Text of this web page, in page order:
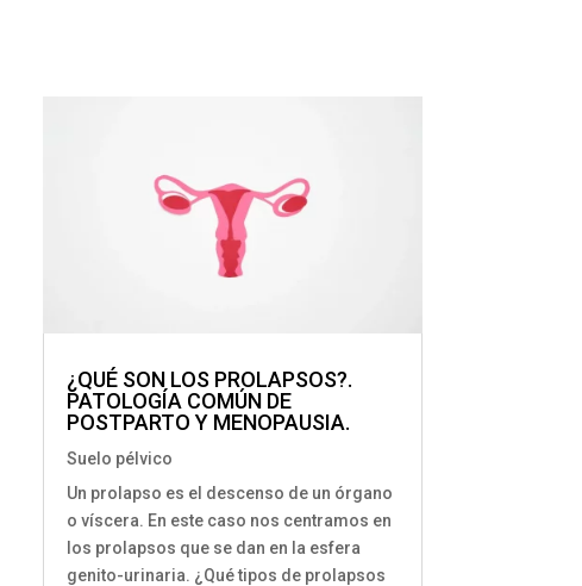
¿QUÉ SON LOS PROLAPSOS?.
PATOLOGÍA COMÚN DE
POSTPARTO Y MENOPAUSIA.
Suelo pélvico
Un prolapso es el descenso de un órgano
o víscera. En este caso nos centramos en
los prolapsos que se dan en la esfera
genito-urinaria. ¿Qué tipos de prolapsos